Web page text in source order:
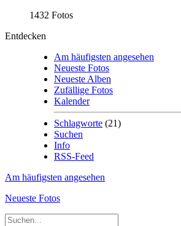
1432 Fotos
Entdecken
Am häufigsten angesehen
Neueste Fotos
Neueste Alben
Zufällige Fotos
Kalender
Schlagworte (21)
Suchen
Info
RSS-Feed
Am häufigsten angesehen
Neueste Fotos